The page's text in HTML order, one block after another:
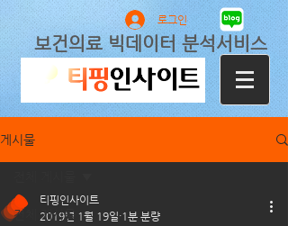
로그인
보건의료 빅데이터 분석서비스
게시물
전체 게시물
티핑인사이트
2019년 1월 19일 1분 분량